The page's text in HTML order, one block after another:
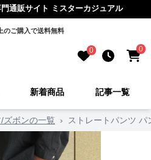
通販サイト ミスターカジュアル
のご購入で送料無料
0 0
新着商品 記事一覧
ズボンの一覧 › ストレートパンツ